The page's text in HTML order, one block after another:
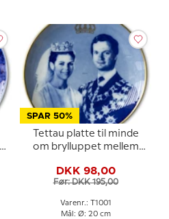
SPAR 50%
Tettau platte til minde
om brylluppet mellem
1976
DKK 98,00
Før: DKK 195,00
Varenr.: T1001
Mål: Ø: 20 cm